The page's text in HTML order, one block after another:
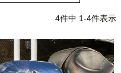
4件中 1-4件表示